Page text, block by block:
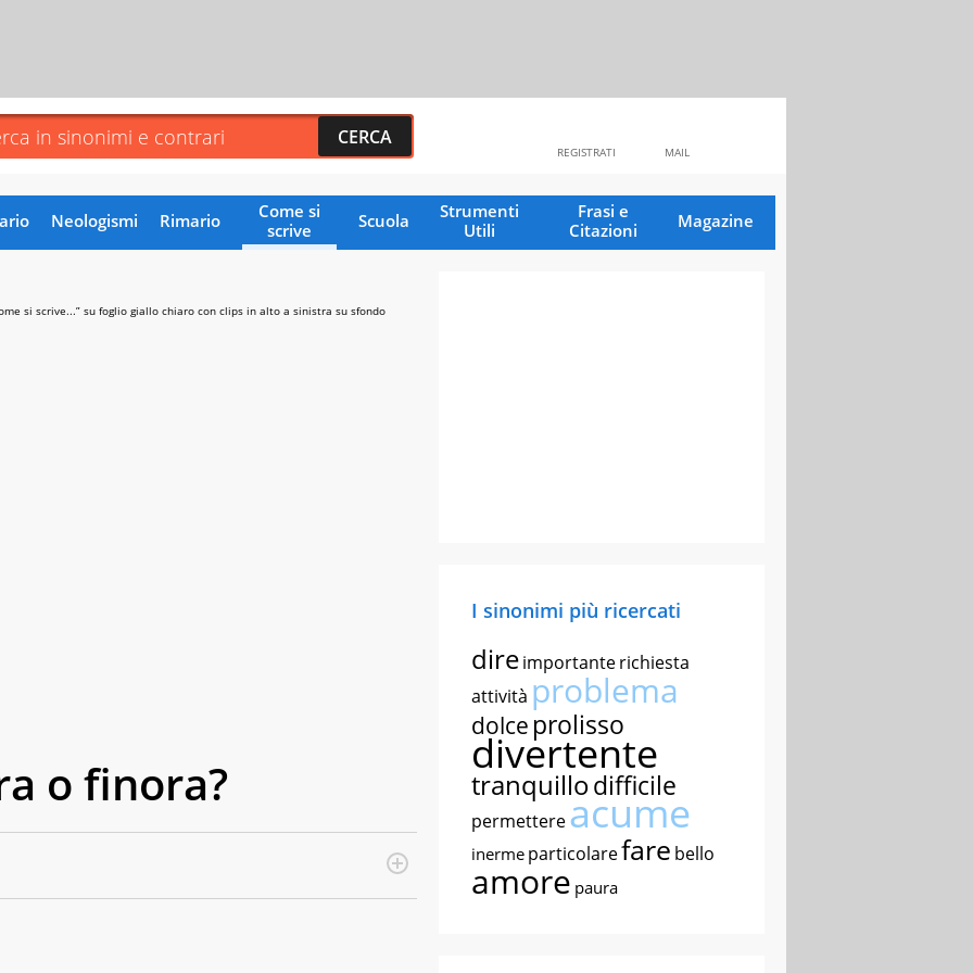
MAIL
REGISTRATI
Neologismi Rimario
Come si
scrive
Scuola
Strumenti
Utili
Frasi e
Citazioni
Magazine
o finora?
I sinonimi più ricercati
direimportanterichiesta
attività problema
dolce prolisso
divertente
tranquillodifficile
permettereacume
inerme particolarefare bello
amore paura